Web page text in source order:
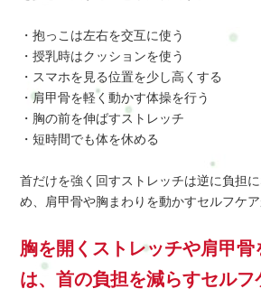
・抱っこは左右を交互に使う
・授乳時はクッションを使う
・スマホを見る位置を少し高くする
・肩甲骨を軽く動かす体操を行う
・胸の前を伸ばすストレッチ
・短時間でも体を休める
首だけを強く回すストレッチは逆に負担
め、肩甲骨や胸まわりを動かすセルフケア
胸を開くストレッチや肩甲骨
は、首の負担を減らすセル